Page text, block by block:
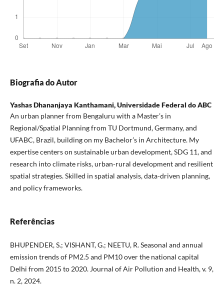
Biografia do Autor
Yashas Dhananjaya Kanthamani,Universidade Federal do ABC
An urban planner from Bengaluru with a Master’s in
Regional/Spatial Planning from TU Dortmund, Germany, and
UFABC, Brazil, building on my Bachelor’s in Architecture. My
expertise centers on sustainable urban development, SDG 11, and
research into climate risks, urban-rural development and resilient
spatial strategies. Skilled in spatial analysis, data-driven planning,
and policy frameworks.
Referências
BHUPENDER, S.; VISHANT, G.; NEETU, R. Seasonal and annual
emission trends of PM2.5 and PM10 over the national capital
Delhi from 2015 to 2020. Journal of Air Pollution and Health, v. 9,
n. 2, 2024.